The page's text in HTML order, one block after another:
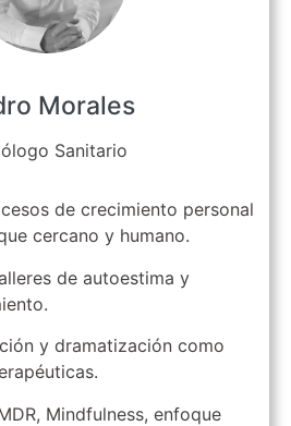
Morales
Sanitario
de crecimiento personal
cercano y humano.
de autoestima y
y dramatización como
Mindfulness, enfoque